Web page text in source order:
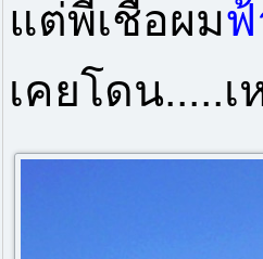
แต่พี่เชื่อผม
เคยโดน.....